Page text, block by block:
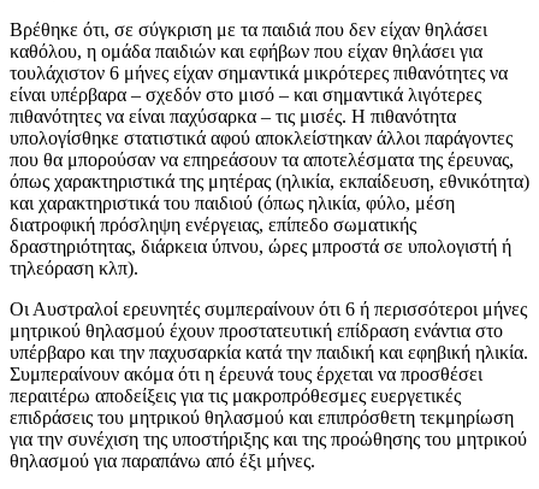
Βρέθηκε ότι, σε σύγκριση με τα παιδιά που δεν είχαν θηλάσει
καθόλου, η ομάδα παιδιών και εφήβων που είχαν θηλάσει για
τουλάχιστον 6 μήνες είχαν σημαντικά μικρότερες πιθανότητες να
είναι υπέρβαρα – σχεδόν στο μισό – και σημαντικά λιγότερες
πιθανότητες να είναι παχύσαρκα – τις μισές. Η πιθανότητα
υπολογίσθηκε στατιστικά αφού αποκλείστηκαν άλλοι παράγοντες
που θα μπορούσαν να επηρεάσουν τα αποτελέσματα της έρευνας,
όπως χαρακτηριστικά της μητέρας (ηλικία, εκπαίδευση, εθνικότητα)
και χαρακτηριστικά του παιδιού (όπως ηλικία, φύλο, μέση
διατροφική πρόσληψη ενέργειας, επίπεδο σωματικής
δραστηριότητας, διάρκεια ύπνου, ώρες μπροστά σε υπολογιστή ή
τηλεόραση κλπ).
Οι Αυστραλοί ερευνητές συμπεραίνουν ότι 6 ή περισσότεροι μήνες
μητρικού θηλασμού έχουν προστατευτική επίδραση ενάντια στο
υπέρβαρο και την παχυσαρκία κατά την παιδική και εφηβική ηλικία.
Συμπεραίνουν ακόμα ότι η έρευνά τους έρχεται να προσθέσει
περαιτέρω αποδείξεις για τις μακροπρόθεσμες ευεργετικές
επιδράσεις του μητρικού θηλασμού και επιπρόσθετη τεκμηρίωση
για την συνέχιση της υποστήριξης και της προώθησης του μητρικού
θηλασμού για παραπάνω από έξι μήνες.